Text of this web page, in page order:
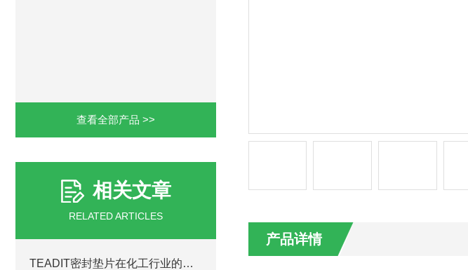
查看全部产品 >>
相关文章
RELATED ARTICLES
TEADIT密封垫片在化工行业的广泛应用与优势分析
产品详情